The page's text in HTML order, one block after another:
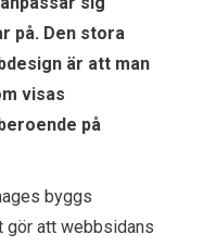
på. Den stora
är att man
visas
på
byggs
att webbsidans